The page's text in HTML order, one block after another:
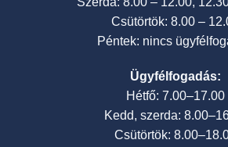
Csütörtök: 8.00 –
Péntek: nincs
Ügyfélfogadás:
Hétfő: 7.00–17.00
Kedd, szerda:
Csütörtök: